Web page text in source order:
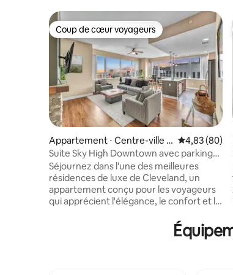
Coup de cœur voyageurs
Coup de cœur voyageurs
Appartement ⋅ Centre-ville d
e Cleveland
Évaluation
4,83 (80)
Suite Sky High Downtown avec parking
disponible $
Séjournez dans l'une des meilleures
résidences de luxe de Cleveland, un
appartement conçu pour les voyageurs
qui apprécient l'élégance, le confort et la
de 98/100, vous n'êtes qu'à quelques
minutes des meilleurs restaurants, de la